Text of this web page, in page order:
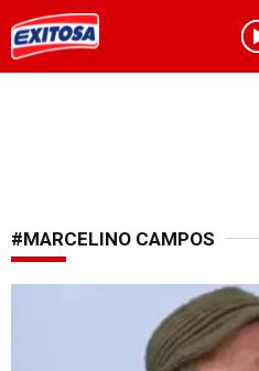
#MARCELINO CAMPOS